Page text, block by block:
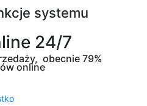
systemu
24/7
obecnie 79%
online